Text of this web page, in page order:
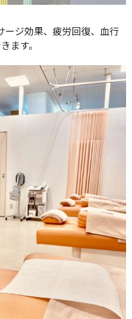
ージ効果、疲労回復、血行
ます。